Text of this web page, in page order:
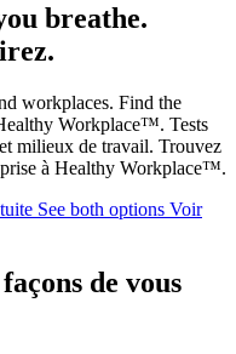
breathe.
workplaces. Find the
Workplace™. Tests
milieux de travail. Trouvez
à Healthy Workplace™.
See both options Voir
de vous